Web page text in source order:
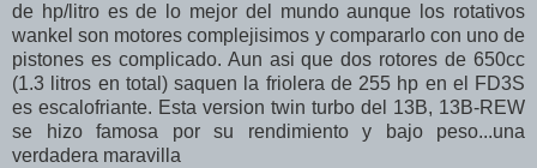
de hp/litro es de lo mejor del mundo aunque los rotativos
wankel son motores complejisimos y compararlo con uno de
pistones es complicado. Aun asi que dos rotores de 650cc
(1.3 litros en total) saquen la friolera de 255 hp en el FD3S
es escalofriante. Esta version twin turbo del 13B, 13B-REW
se hizo famosa por su rendimiento y bajo peso...una
verdadera maravilla